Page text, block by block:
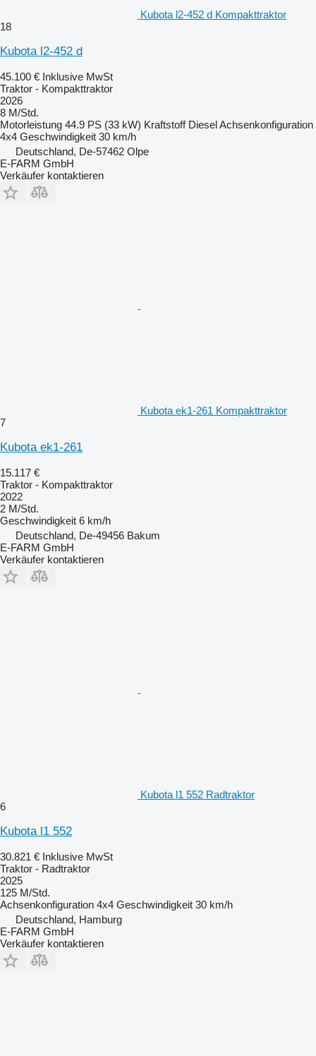
Kubota l2-452 d Kompakttraktor
18
Kubota l2-452 d
45.100 € Inklusive MwSt
Traktor - Kompakttraktor
2026
8 M/Std.
Motorleistung 44.9 PS (33 kW) Kraftstoff DieselAchsenkonfiguration
4x4 Geschwindigkeit 30 km/h
Deutschland, De-57462 Olpe
E-FARM GmbH
Verkäufer kontaktieren
Kubota ek1-261 Kompakttraktor
7
Kubota ek1-261
15.117 €
Traktor - Kompakttraktor
2022
2 M/Std.
Geschwindigkeit 6 km/h
Deutschland, De-49456 Bakum
E-FARM GmbH
Verkäufer kontaktieren
Kubota l1 552 Radtraktor
6
Kubota l1 552
30.821 € Inklusive MwSt
Traktor - Radtraktor
2025
125 M/Std.
Achsenkonfiguration 4x4 Geschwindigkeit 30 km/h
Deutschland, Hamburg
E-FARM GmbH
Verkäufer kontaktieren